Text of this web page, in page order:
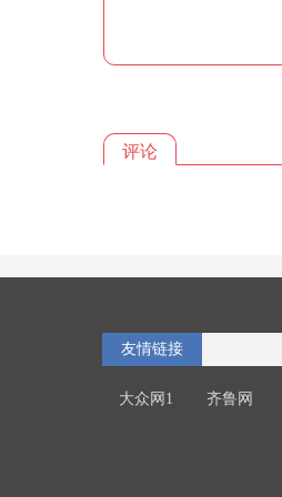
评论
友情链接
大众网1 齐鲁网